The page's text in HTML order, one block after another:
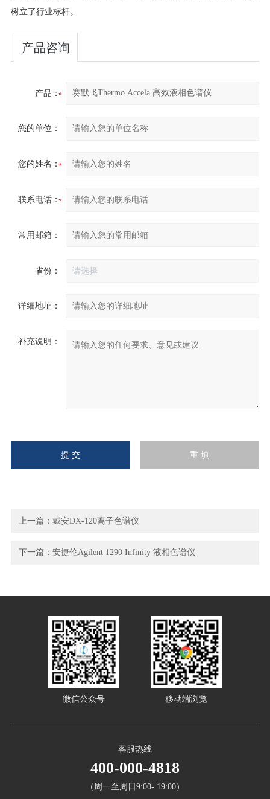
树立了行业标杆。
产品咨询
产品：
您的单位：
您的姓名：
联系电话：
常用邮箱：
省份：
详细地址：
补充说明：
上一篇：戴安DX-120离子色谱仪
下一篇：安捷伦Agilent 1290 Infinity 液相色谱仪
客服热线
400-000-4818
（周一至周日9:00- 19:00）
微信公众号 移动端浏览